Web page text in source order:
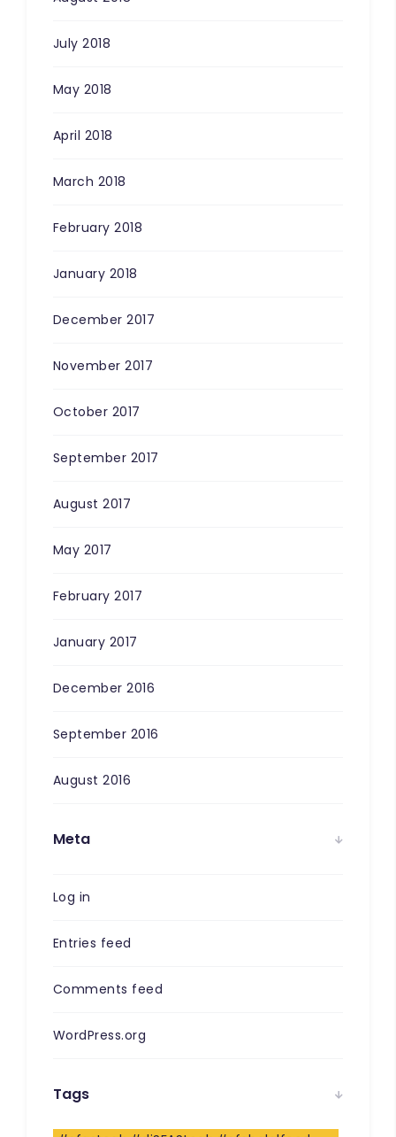
July 2018
May 2018
April 2018
March 2018
February 2018
January 2018
December 2017
November 2017
October 2017
September 2017
August 2017
May 2017
February 2017
January 2017
December 2016
September 2016
August 2016
Meta
Log in
Entries feed
Comments feed
WordPress.org
Tags